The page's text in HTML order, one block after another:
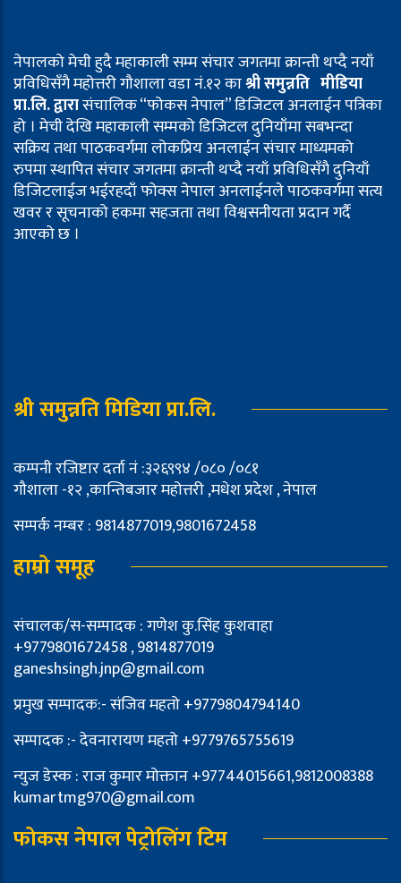
नेपालको मेची हुदै महाकाली सम्म संचार जगतमा क्रान्ती थप्दै नयाँ
प्रविधिसँगै महोत्तरी गौशाला वडा नं.१२ काश्री समुन्नति मीडिया
प्रा.लि. द्वारासंचालिक “फोकस नेपाल” डिजिटल अनलाईन पत्रिका
हो । मेची देखि महाकाली सम्मको डिजिटल दुनियाँमा सबभन्दा
सक्रिय तथा पाठकवर्गमा लोकप्रिय अनलाईन संचार माध्यमको
रुपमा स्थापित संचार जगतमा क्रान्ती थप्दै नयाँ प्रविधिसँगै दुनियाँ
डिजिटलाईज भईरहदाँ फोक्स नेपाल अनलाईनले पाठकवर्गमा सत्य
खवर र सूचनाको हकमा सहजता तथा विश्वसनीयता प्रदान गर्दै
आएको छ ।
श्री समुन्नति मिडिया प्रा.लि.
कम्पनी रजिष्टार दर्ता नं :३२६९९४ /०८० /०८१
गौशाला -१२ ,कान्तिबजार महोत्तरी ,मधेश प्रदेश , नेपाल
सम्पर्क नम्बर : 9814877019,9801672458
हाम्रो समूह
संचालक/स-सम्पादक : गणेश कु.सिंह कुशवाहा
+9779801672458 , 9814877019
ganeshsingh.jnp@gmail.com
प्रमुख सम्पादक:- संजिव महतो +9779804794140
सम्पादक :- देवनारायण महतो +9779765755619
न्युज डेस्क : राज कुमार मोक्तान +97744015661,9812008388
kumartmg970@gmail.com
फोकस नेपाल पेट्रोलिंग टिम